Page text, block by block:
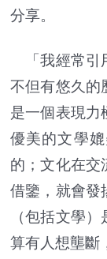
分享。
「我經常引
不但有悠久的
是一個表現力
優美的文學
的；文化在交
借鑒，就會發
（包括文學
算有人想壟斷